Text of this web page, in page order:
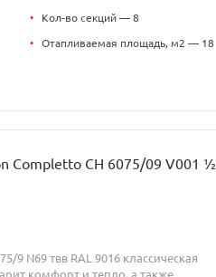
• Кол-во секций — 8
• Отапливаемая площадь, м2 — 18
Completto CH 6075/09 V001 ½
9 N69 твв RAL 9016 классическая
комфорт и тепло, а также